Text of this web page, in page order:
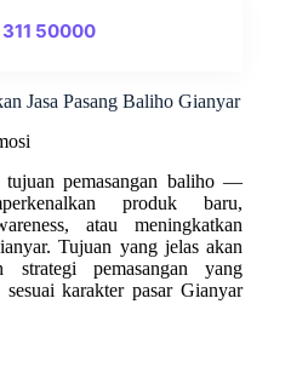
311 50000
Jasa Pasang Baliho Gianyar
tujuan pemasangan baliho —
produk baru,
atau meningkatkan
Tujuan yang jelas akan
strategi pemasangan yang
karakter pasar Gianyar